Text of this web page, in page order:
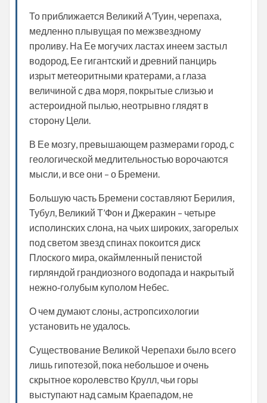
То приближается Великий А’Туин, черепаха,
медленно плывущая по межзвездному
проливу. На Ее могучих ластах инеем застыл
водород, Ее гигантский и древний панцирь
изрыт метеоритными кратерами, а глаза
величиной с два моря, покрытые слизью и
астероидной пылью, неотрывно глядят в
сторону Цели.
В Ее мозгу, превышающем размерами город, с
геологической медлительностью ворочаются
мысли, и все они – о Бремени.
Большую часть Бремени составляют Берилия,
Тубул, Великий Т’Фон и Джеракин – четыре
исполинских слона, на чьих широких, загорелых
под светом звезд спинах покоится диск
Плоского мира, окаймленный пенистой
гирляндой грандиозного водопада и накрытый
нежно‑голубым куполом Небес.
О чем думают слоны, астропсихологии
установить не удалось.
Существование Великой Черепахи было всего
лишь гипотезой, пока небольшое и очень
скрытное королевство Крулл, чьи горы
выступают над самым Краепадом, не